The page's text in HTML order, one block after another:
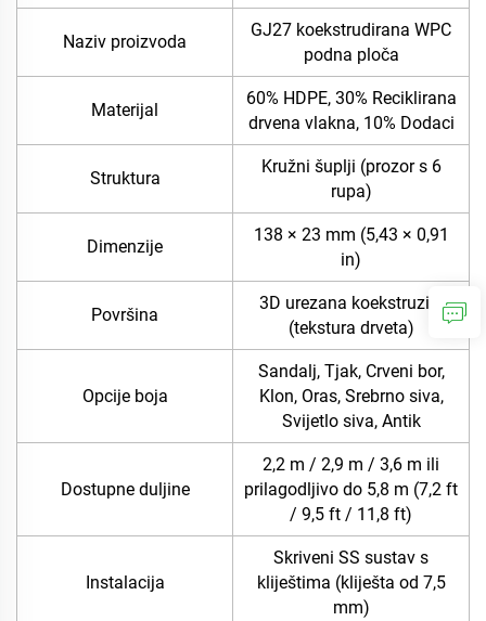
Naziv proizvoda
GJ27 koekstrudirana WPC
podna ploča
Materijal
60% HDPE, 30% Reciklirana
drvena vlakna, 10% Dodaci
Struktura
Kružni šuplji (prozor s 6
rupa)
Dimenzije
138 × 23 mm (5,43 × 0,91
in)
Površina
3D urezana koekstruzija
(tekstura drveta)
Opcije boja
Sandalj, Tjak, Crveni bor,
Klon, Oras, Srebrno siva,
Svijetlo siva, Antik
Dostupne duljine
2,2 m / 2,9 m / 3,6 m ili
prilagodljivo do 5,8 m (7,2 ft
/ 9,5 ft / 11,8 ft)
Instalacija
Skriveni SS sustav s
kliještima (kliješta od 7,5
mm)